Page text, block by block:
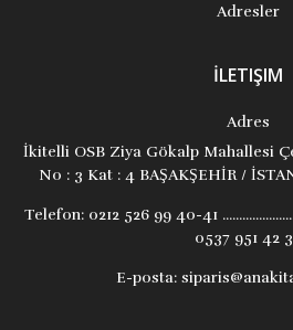
Adresler
İLETIŞIM
Adres
İkitelli OSB Ziya Gökalp Mahallesi
No : 3 Kat : 4 BAŞAKŞEHİR /
Telefon:0212 526 99 40-41
0537 951 42
E-posta: